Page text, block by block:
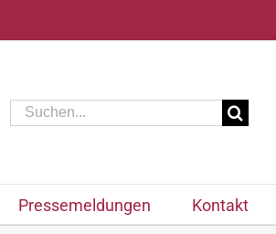
Suche
nach:
Pressemeldungen Kontakt